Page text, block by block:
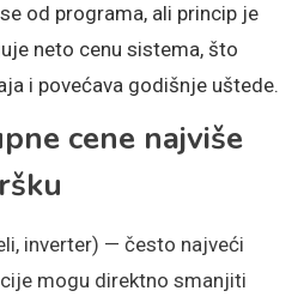
od programa, ali princip je
neto cenu sistema, što
i povećava godišnje uštede.
cene najviše
inverter) — često najveći
mogu direktno smanjiti